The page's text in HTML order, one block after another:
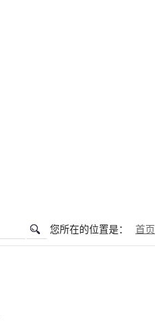
您所在的位置是： 首页